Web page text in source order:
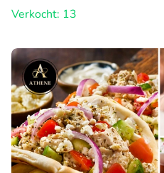
Verkocht: 13